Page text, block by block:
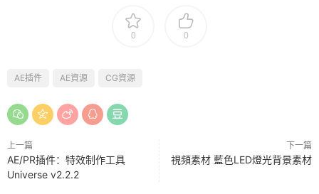
0 0
AE插件 AE資源 CG資源
上一篇
AE/PR插件：特效制作工具
Universe v2.2.2
下一篇
視頻素材 藍色LED燈光背景素材